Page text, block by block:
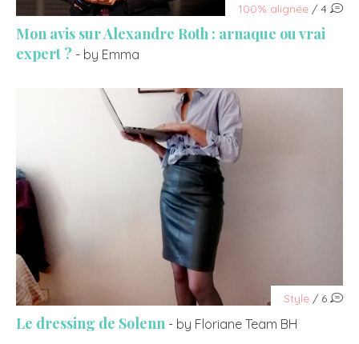
100% alignée / 4
Mon avis sur Alexandre Roth : arnaque ou vrai
expert ? - by Emma
Style / 6
Le dressing de Solenn - by Floriane Team BH